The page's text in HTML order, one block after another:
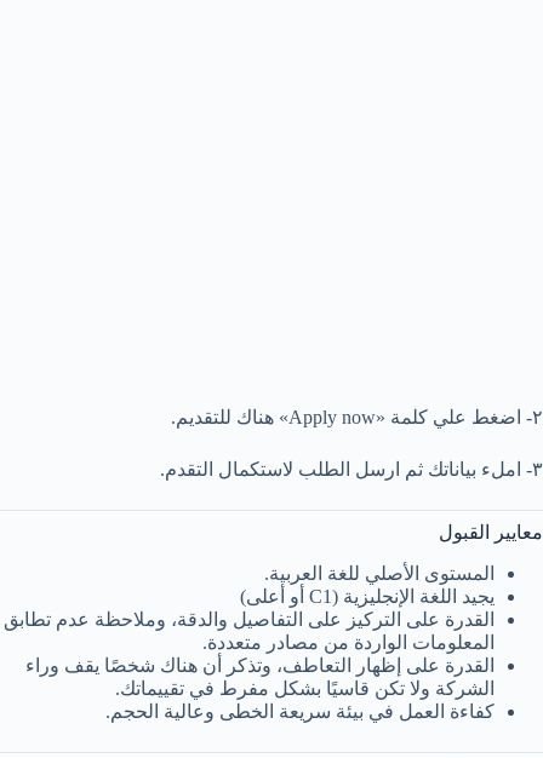
٢- اضغط علي كلمة «Apply now» هناك للتقديم.
٣- املء بياناتك ثم ارسل الطلب لاستكمال التقدم.
معايير القبول
المستوى الأصلي للغة العربية.
يجيد اللغة الإنجليزية (C1 أو أعلى)
القدرة على التركيز على التفاصيل والدقة، وملاحظة عدم تطابق
المعلومات الواردة من مصادر متعددة.
القدرة على إظهار التعاطف، وتذكر أن هناك شخصًا يقف وراء
الشركة ولا تكن قاسيًا بشكل مفرط في تقييماتك.
كفاءة العمل في بيئة سريعة الخطى وعالية الحجم.